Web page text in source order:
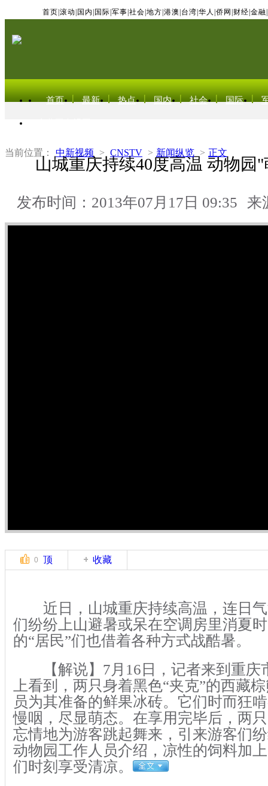
首页 滚动 国内 国际 军事 社会 地方 港澳 台湾 华人 侨网 财经 金融
首页 最新 热点 国内 社会 国际
当前位置： 中新视频 > CNSTV > 新闻纵览 > 正文
山城重庆持续40度高温 动物园
发布时间：2013年07月17日 09:35 来
0 顶 收藏
近日，山城重庆持续高温，连日气
们纷纷上山避暑或呆在空调房里消夏
的“居民”们也借着各种方式战酷暑。
【解说】7月16日，记者来到重庆
上看到，两只身着黑色“夹克”的西藏
员为其准备的鲜果冰砖。它们时而狂
慢咽，尽显萌态。在享用完毕后，两
忘情地为游客跳起舞来，引来游客们
动物园工作人员介绍，凉性的饲料加
们时刻享受清凉。